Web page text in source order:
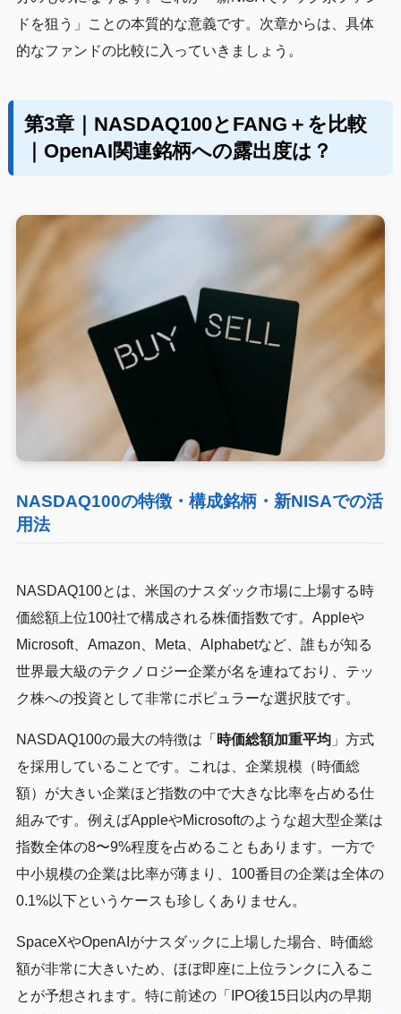
ドを狙う」ことの本質的な意義です。次章からは、具体
的なファンドの比較に入っていきましょう。
第3章｜NASDAQ100とFANG＋を比較
｜OpenAI関連銘柄への露出度は？
NASDAQ100の特徴・構成銘柄・新NISAでの活
用法
NASDAQ100とは、米国のナスダック市場に上場する時
価総額上位100社で構成される株価指数です。Appleや
Microsoft、Amazon、Meta、Alphabetなど、誰もが知る
世界最大級のテクノロジー企業が名を連ねており、テッ
ク株への投資として非常にポピュラーな選択肢です。
NASDAQ100の最大の特徴は「 時価総額加重平均」方式
を採用していることです。これは、企業規模（時価総
額）が大きい企業ほど指数の中で大きな比率を占める仕
組みです。例えばAppleやMicrosoftのような超大型企業は
指数全体の8〜9%程度を占めることもあります。一方で
中小規模の企業は比率が薄まり、100番目の企業は全体の
0.1%以下というケースも珍しくありません。
SpaceXやOpenAIがナスダックに上場した場合、時価総
額が非常に大きいため、ほぼ即座に上位ランクに入るこ
とが予想されます。特に前述の「IPO後15日以内の早期